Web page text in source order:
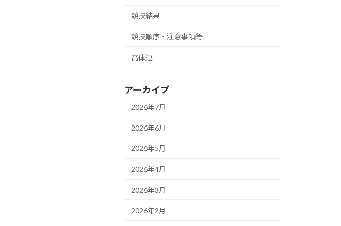
競技結果
競技順序・注意事項等
高体連
アーカイブ
2026年7月
2026年6月
2026年5月
2026年4月
2026年3月
2026年2月